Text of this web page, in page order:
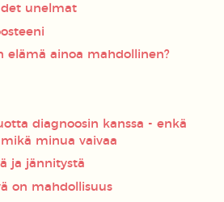
unelmat
elämä ainoa mahdollinen?
diagnoosin kanssa - enkä
minua vaivaa
ja jännitystä
on mahdollisuus